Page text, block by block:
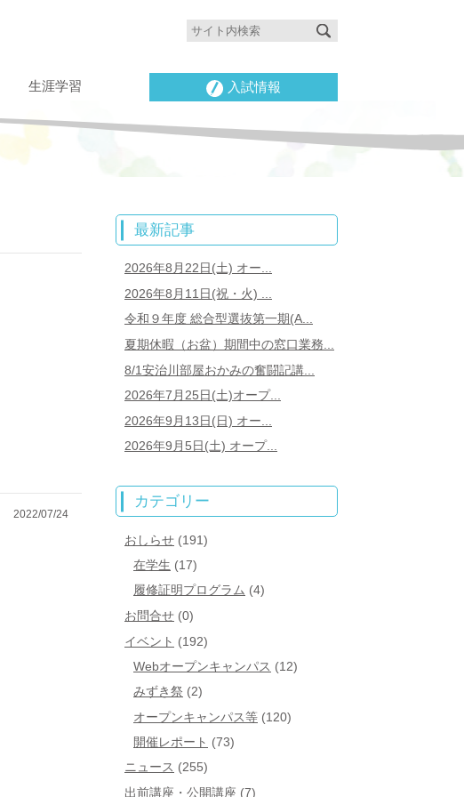
生涯学習 入試情報
2022/07/24
最新記事
2026年8月22日(土) オー...
2026年8月11日(祝・火) ...
令和９年度 総合型選抜第一期(A...
夏期休暇（お盆）期間中の窓口業務...
8/1安治川部屋おかみの奮闘記講...
2026年7月25日(土)オープ...
2026年9月13日(日) オー...
2026年9月5日(土) オープ...
カテゴリー
おしらせ (191)
在学生 (17)
履修証明プログラム (4)
お問合せ (0)
イベント (192)
Webオープンキャンパス (12)
みずき祭 (2)
オープンキャンパス等 (120)
開催レポート (73)
ニュース (255)
出前講座・公開講座 (7)